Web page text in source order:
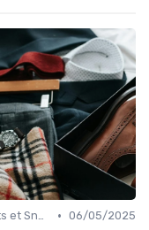
Baskets et Sneakers • 06/05/2025